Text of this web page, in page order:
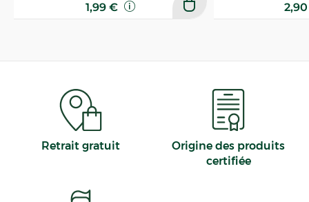
1,99 €
Retrait gratuit
Origine des produits
certifiée